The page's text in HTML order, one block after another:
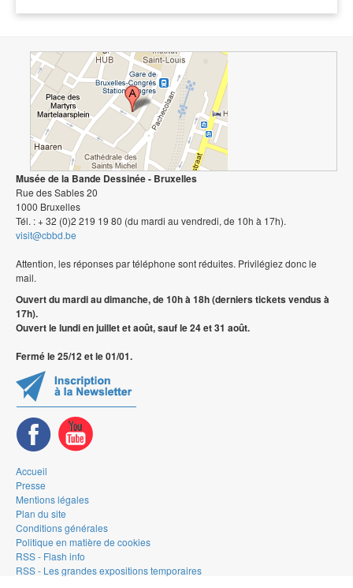
Musée de la Bande Dessinée - Bruxelles
Rue des Sables 20
1000 Bruxelles
Tél. : + 32 (0)2 219 19 80 (du mardi au vendredi, de 10h à 17h).
visit@cbbd.be
Attention, les réponses par téléphone sont réduites. Privilégiez donc le
mail.
Ouvert du mardi au dimanche, de 10h à 18h (derniers tickets vendus à
17h).
Ouvert le lundi en juillet et août, sauf le 24 et 31 août.
Fermé le 25/12 et le 01/01.
Accueil
Presse
Mentions légales
Plan du site
Conditions générales
Politique en matière de cookies
RSS - Flash info
RSS - Les grandes expositions temporaires